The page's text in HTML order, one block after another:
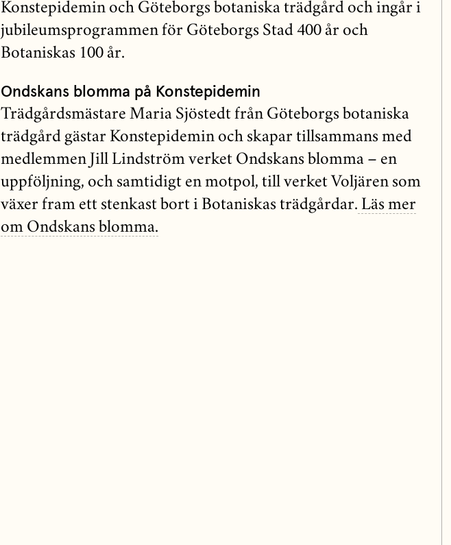
Konstepidemin och Göteborgs botaniska trädgård och ingår i
jubileumsprogrammen för Göteborgs Stad 400 år och
Botaniskas 100 år.
Ondskans blomma på Konstepidemin
Trädgårdsmästare Maria Sjöstedt från Göteborgs botaniska
trädgård gästar Konstepidemin och skapar tillsammans med
medlemmen Jill Lindström verket Ondskans blomma – en
uppföljning, och samtidigt en motpol, till verket Voljären som
växer fram ett stenkast bort i Botaniskas trädgårdar. Läs mer
om Ondskans blomma.